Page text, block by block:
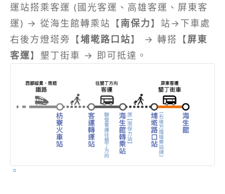
運站搭乘客運 (國光客運、高雄客運、屏東客
運) → 從海生館轉乘站【南保力】站→下車處
右後方燈塔旁【埔墘路口站】 → 轉搭【屏東
客運】墾丁街車 → 即可抵達。
。